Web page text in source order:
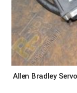
Allen Bradley